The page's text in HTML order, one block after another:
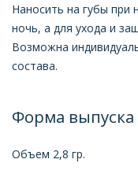
Наносить на губы при
ночь, а для ухода и
Возможна
состава.
Форма выпуска
Объем 2,8 гр.